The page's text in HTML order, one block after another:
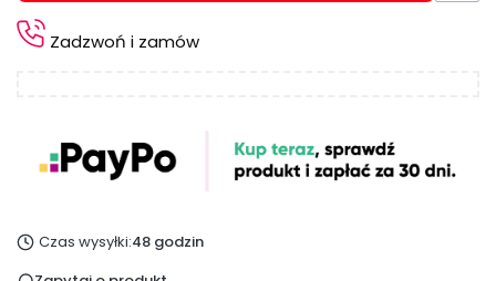
Zadzwoń i zamów
Czas wysyłki:48 godzin